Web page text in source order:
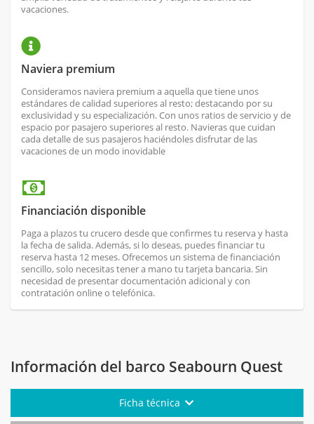
vacaciones.
Naviera premium
Consideramos naviera premium a aquella que tiene unos
estándares de calidad superiores al resto; destacando por su
exclusividad y su especialización. Con unos ratios de servicio y de
espacio por pasajero superiores al resto. Navieras que cuidan
cada detalle de sus pasajeros haciéndoles disfrutar de las
vacaciones de un modo inovidable
Financiación disponible
Paga a plazos tu crucero desde que confirmes tu reserva y hasta
la fecha de salida. Además, si lo deseas, puedes financiar tu
reserva hasta 12 meses. Ofrecemos un sistema de financiación
sencillo, solo necesitas tener a mano tu tarjeta bancaria. Sin
necesidad de presentar documentación adicional y con
contratación online o telefónica.
Información del barco Seabourn Quest
Ficha técnica